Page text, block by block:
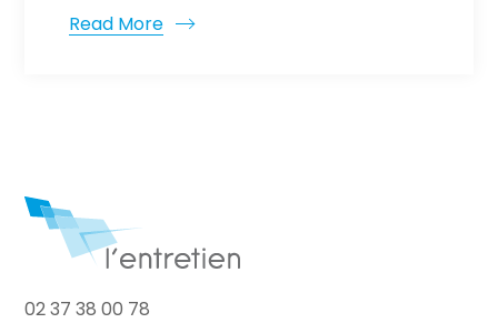
Read More
02 37 38 00 78